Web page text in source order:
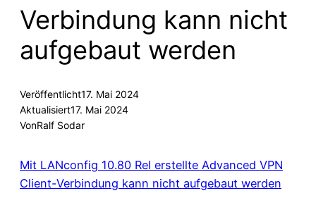
Verbindung kann nicht
aufgebaut werden
Veröffentlicht17. Mai 2024
Aktualisiert17. Mai 2024
VonRalf Sodar
Mit LANconfig 10.80 Rel erstellte Advanced VPN
Client-Verbindung kann nicht aufgebaut werden